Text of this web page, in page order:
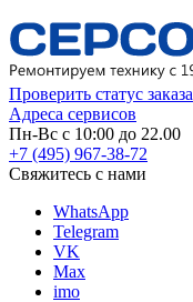
Проверить статус заказа
Адреса сервисов
Пн-Вс с 10:00 до 22.00
+7 (495) 967-38-72
Свяжитесь с нами
WhatsApp
Telegram
VK
Max
imo